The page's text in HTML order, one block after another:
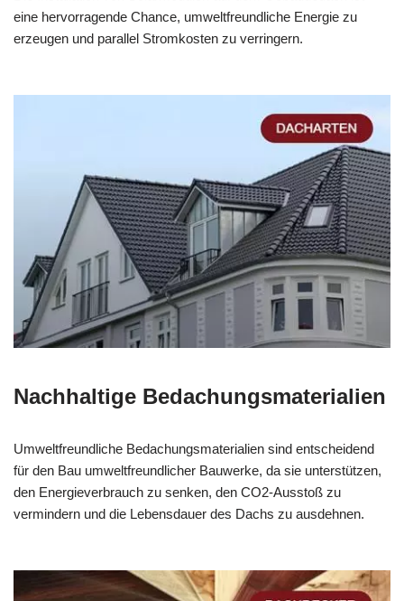
eine hervorragende Chance, umweltfreundliche Energie zu
erzeugen und parallel Stromkosten zu verringern.
Nachhaltige Bedachungsmaterialien
Umweltfreundliche Bedachungsmaterialien sind entscheidend
für den Bau umweltfreundlicher Bauwerke, da sie unterstützen,
den Energieverbrauch zu senken, den CO2-Ausstoß zu
vermindern und die Lebensdauer des Dachs zu ausdehnen.